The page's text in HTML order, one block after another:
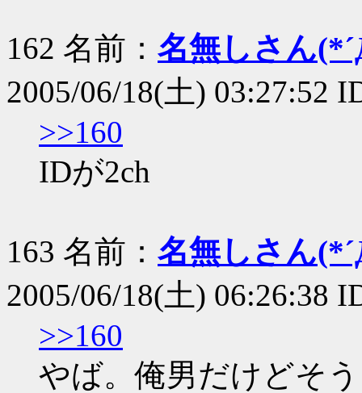
162 名前： 名無しさん
2005/06/18(土) 03:27:52
>>160
IDが2ch
163 名前： 名無しさん
2005/06/18(土) 06:26:38
>>160
やば。俺男だけどそ